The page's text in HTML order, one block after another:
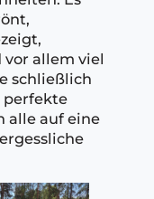
allem viel
schließlich
perfekte
alle auf eine